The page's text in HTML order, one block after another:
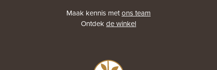
Maak kennis metons team
Ontdekde winkel